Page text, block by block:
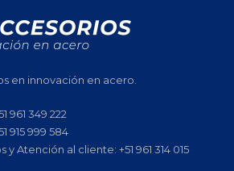
en innovación en acero.
961 349 222
915 999 584
Atención al cliente: +51 961 314 015